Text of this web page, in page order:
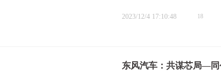
2023/12/4 17:10:48 18
东风汽车：共谋芯局—同